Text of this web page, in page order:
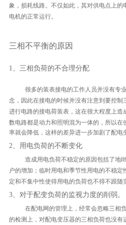
象，损耗线路。不仅如此，其对供电点上
电机的正常运行。
三相不平衡的原因
1、三相负荷的不合理分配
很多的装表接电的工作人员并没有专
念，因此在接电的时候并没有注意到要控
进行电路的接电荷装表，这在很大程度上造
数电路都是动力和照明混为一体的，所以
率就会降低，这样的差异进一步加剧了配电
2、用电负荷的不断变化
造成用电负荷不稳定的原因包括了地
户的增加； 临时用电和季节性用电的不稳
定和不集中性使得用电的负荷也不得不跟随
3、对于配变负荷的监视力度的削弱。
在配电网的管理上，经常会忽略三相
的检测上，对配电变压器的三相负荷也没有